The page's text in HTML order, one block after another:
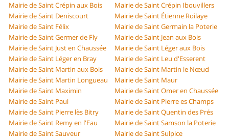
Mairie de Saint Crépin aux Bois
Mairie de Saint Crépin Ibouvillers
Mairie de Saint Deniscourt
Mairie de Saint Étienne Roilaye
Mairie de Saint Félix
Mairie de Saint Germain la Poterie
Mairie de Saint Germer de Fly
Mairie de Saint Jean aux Bois
Mairie de Saint Just en Chaussée
Mairie de Saint Léger aux Bois
Mairie de Saint Léger en Bray
Mairie de Saint Leu d'Esserent
Mairie de Saint Martin aux Bois
Mairie de Saint Martin le Nœud
Mairie de Saint Martin Longueau
Mairie de Saint Maur
Mairie de Saint Maximin
Mairie de Saint Omer en Chaussée
Mairie de Saint Paul
Mairie de Saint Pierre es Champs
Mairie de Saint Pierre lès Bitry
Mairie de Saint Quentin des Prés
Mairie de Saint Remy en l'Eau
Mairie de Saint Samson la Poterie
Mairie de Saint Sauveur
Mairie de Saint Sulpice